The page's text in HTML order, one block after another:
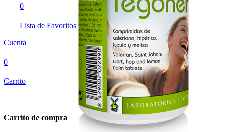
0
Lista de Favoritos
Cuenta
0
Carrito
Carrito de compra